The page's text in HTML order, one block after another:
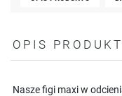
OPIS
Nasze figi maxi w